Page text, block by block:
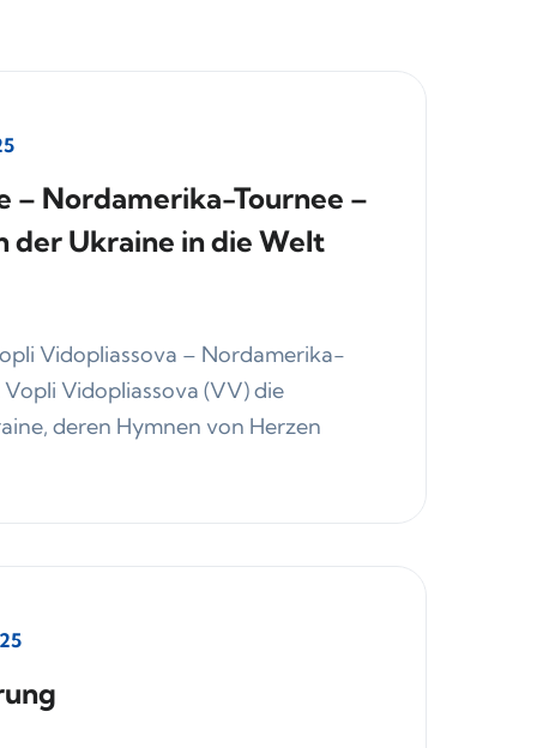
– Nordamerika-Tournee –
der Ukraine in die Welt
Vidopliassova – Nordamerika-
Vidopliassova (VV) die
deren Hymnen von Herzen